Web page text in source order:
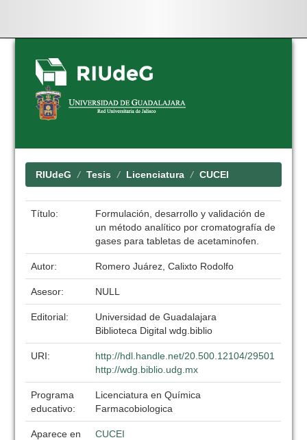
Skip
navigation
RIUdeG Tesis Licenciatura CUCEI
Título:
Formulación, desarrollo y validación de
un método analítico por cromatografía de
gases para tabletas de acetaminofen.
Autor: Romero Juárez, Calixto Rodolfo
Asesor: NULL
Editorial:
Universidad de Guadalajara
Biblioteca Digital wdg.biblio
URI:
http://hdl.handle.net/20.500.12104/29501
http://wdg.biblio.udg.mx
Programa
educativo:
Licenciatura en Química
Farmacobiologica
Aparece en
CUCEI